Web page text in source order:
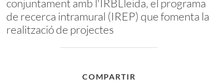
conjuntament amb l'IRBLleida, el programa
de recerca intramural (IREP) que fomenta la
realització de projectes
COMPARTIR